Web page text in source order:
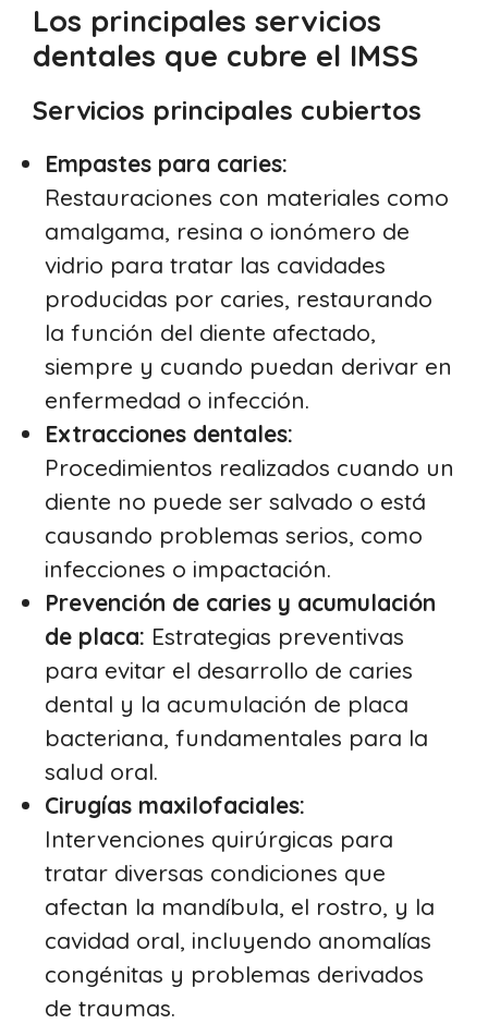
Los principales servicios
dentales que cubre el IMSS
Servicios principales cubiertos
Empastes para caries:
Restauraciones con materiales como
amalgama, resina o ionómero de
vidrio para tratar las cavidades
producidas por caries, restaurando
la función del diente afectado,
siempre y cuando puedan derivar en
enfermedad o infección.
Extracciones dentales:
Procedimientos realizados cuando un
diente no puede ser salvado o está
causando problemas serios, como
infecciones o impactación.
Prevención de caries y acumulación
de placa: Estrategias preventivas
para evitar el desarrollo de caries
dental y la acumulación de placa
bacteriana, fundamentales para la
salud oral.
Cirugías maxilofaciales:
Intervenciones quirúrgicas para
tratar diversas condiciones que
afectan la mandíbula, el rostro, y la
cavidad oral, incluyendo anomalías
congénitas y problemas derivados
de traumas.